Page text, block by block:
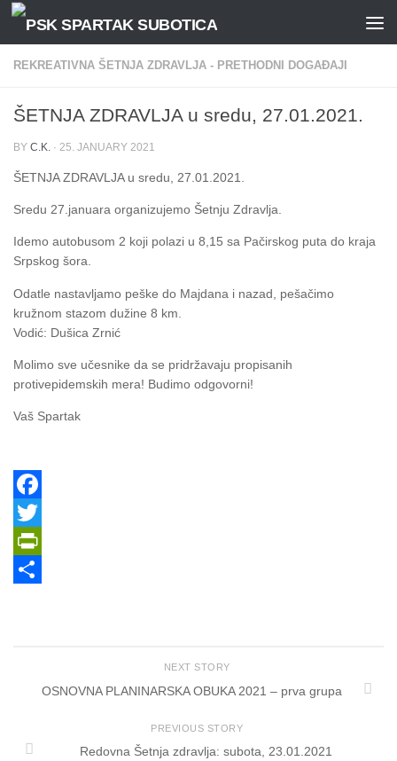
Skip to content
REKREATIVNA ŠETNJA ZDRAVLJA - PRETHODNI DOGAĐAJI
ŠETNJA ZDRAVLJA u sredu, 27.01.2021.
BY C.K. · 25. JANUARY 2021
ŠETNJA ZDRAVLJA u sredu, 27.01.2021.
Sredu 27.januara organizujemo Šetnju Zdravlja.
Idemo autobusom 2 koji polazi u 8,15 sa Pačirskog puta do kraja
Srpskog šora.
Odatle nastavljamo peške do Majdana i nazad, pešačimo
kružnom stazom dužine 8 km.
Vodić: Dušica Zrnić
Molimo sve učesnike da se pridržavaju propisanih
protivepidemskih mera! Budimo odgovorni!
Vaš Spartak
Facebook
Twitter
PrintFriendly
NEXT STORY
OSNOVNA PLANINARSKA OBUKA 2021 – prva grupa
PREVIOUS STORY
Redovna Šetnja zdravlja: subota, 23.01.2021